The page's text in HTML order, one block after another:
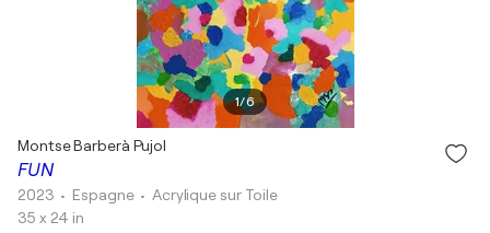
1/6
FUN
Montse Barberà Pujol
2023 • Espagne • Acrylique sur Toile
35 x 24 in